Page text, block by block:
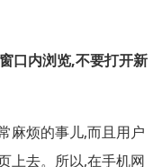
口内浏览,不要打开新
麻烦的事儿,而且用户
上去。所以,在手机网